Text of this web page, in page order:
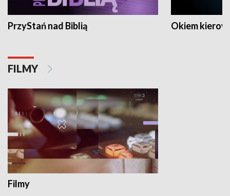
PrzyStań nad Biblią Okiem
FILMY
Filmy